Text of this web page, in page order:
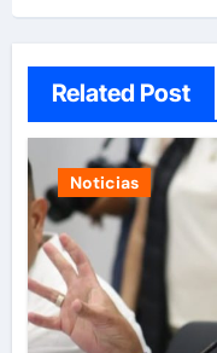
Related Post
Noticias